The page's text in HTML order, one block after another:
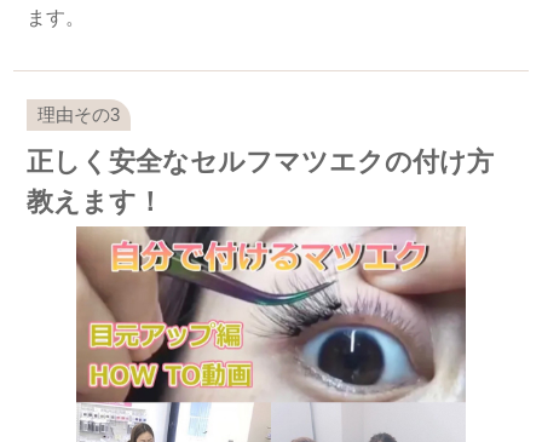
ます。
正しく安全なセルフマツエクの付け方
教えます！